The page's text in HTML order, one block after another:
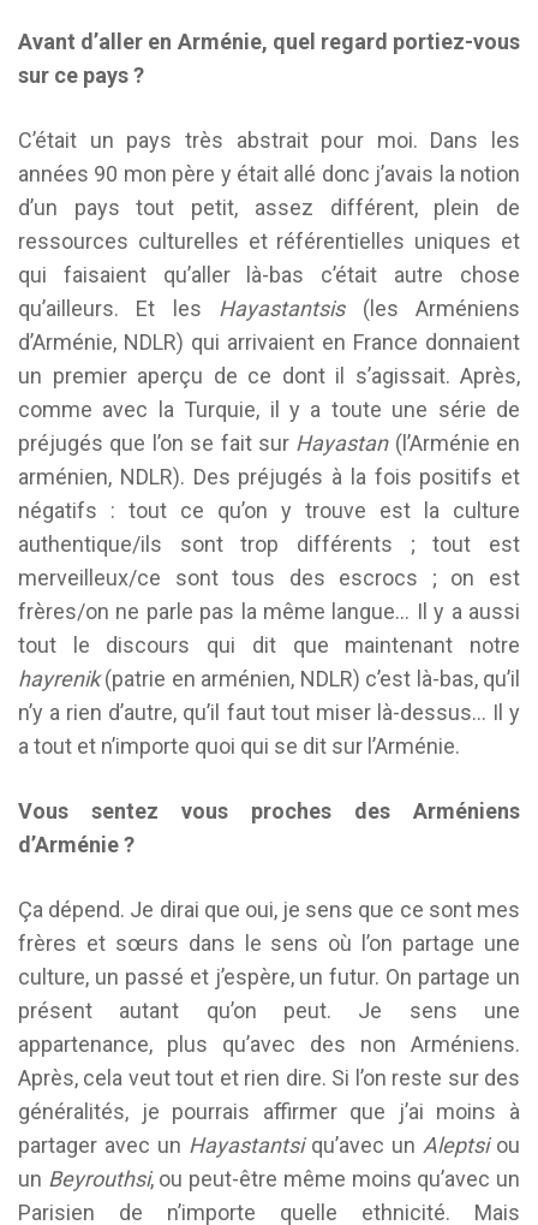
Avant d’aller en Arménie, quel regard portiez-vous
sur ce pays ?
C’était un pays très abstrait pour moi. Dans les
années 90 mon père y était allé donc j’avais la notion
d’un pays tout petit, assez différent, plein de
ressources culturelles et référentielles uniques et
qui faisaient qu’aller là-bas c’était autre chose
qu’ailleurs. Et les Hayastantsis (les Arméniens
d’Arménie, NDLR) qui arrivaient en France donnaient
un premier aperçu de ce dont il s’agissait. Après,
comme avec la Turquie, il y a toute une série de
préjugés que l’on se fait sur Hayastan (l’Arménie en
arménien, NDLR). Des préjugés à la fois positifs et
négatifs : tout ce qu’on y trouve est la culture
authentique/ils sont trop différents ; tout est
merveilleux/ce sont tous des escrocs ; on est
frères/on ne parle pas la même langue… Il y a aussi
tout le discours qui dit que maintenant notre
hayrenik(patrie en arménien, NDLR) c’est là-bas, qu’il
n’y a rien d’autre, qu’il faut tout miser là-dessus… Il y
a tout et n’importe quoi qui se dit sur l’Arménie.
Vous sentez vous proches des Arméniens
d’Arménie ?
Ça dépend. Je dirai que oui, je sens que ce sont mes
frères et sœurs dans le sens où l’on partage une
culture, un passé et j’espère, un futur. On partage un
présent autant qu’on peut. Je sens une
appartenance, plus qu’avec des non Arméniens.
Après, cela veut tout et rien dire. Si l’on reste sur des
généralités, je pourrais affirmer que j’ai moins à
partager avec un Hayastantsi qu’avec un Aleptsi ou
un Beyrouthsi, ou peut-être même moins qu’avec un
Parisien de n’importe quelle ethnicité. Mais